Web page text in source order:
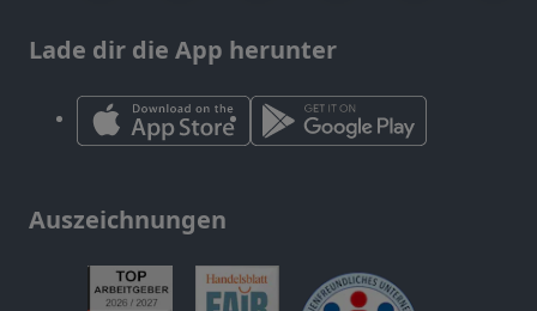
Lade dir die App herunter
Auszeichnungen